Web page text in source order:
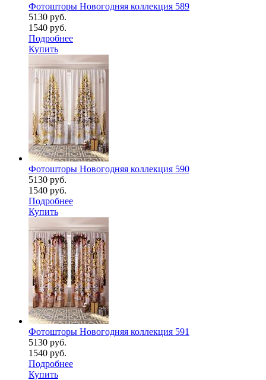
Фотошторы Новогодняя коллекция 589
5130 руб.
1540 руб.
Подробнее
Купить
Фотошторы Новогодняя коллекция 590
5130 руб.
1540 руб.
Подробнее
Купить
Фотошторы Новогодняя коллекция 591
5130 руб.
1540 руб.
Подробнее
Купить